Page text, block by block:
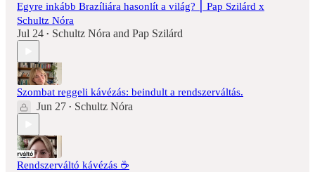
Egyre inkább Brazíliára hasonlít a világ? ⎮ Pap Szilárd x
Schultz Nóra
Jul 24 • Schultz Nóra and Pap Szilárd
Szombat reggeli kávézás: beindult a rendszerváltás.
Jun 27 • Schultz Nóra
Rendszerváltó kávézás ☕️